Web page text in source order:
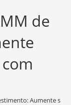
de
Aumente